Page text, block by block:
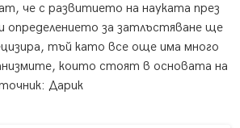
че с развитието на науката през
определението за затлъстяване ще
тъй като все още има много
които стоят в основата на
Дарик